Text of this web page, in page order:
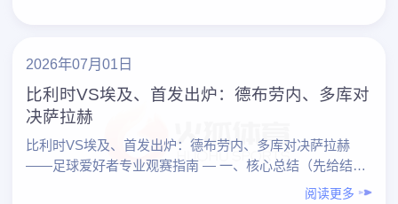
2026年07月01日
比利时VS埃及、首发出炉：德布劳内、多库对
决萨拉赫
比利时VS埃及、首发出炉：德布劳内、多库对决萨拉赫
——足球爱好者专业观赛指南 — 一、核心总结（先给结
论） 1. 观赛重点： – 比利时：德布劳内掌控节奏，……
阅读更多